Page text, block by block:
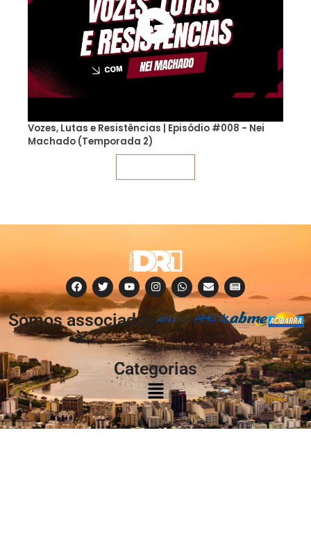
Vozes, Lutas e Resistências | Episódio #008 - Nei
Machado (Temporada 2)
Somos associados
à:
Categorias